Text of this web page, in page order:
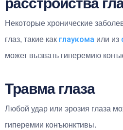
Некоторые хронические
глаз, такие как глаукома или из
может вызвать гиперемию
Травма глаза
Любой удар или эрозия глаза
гиперемии конъюнктивы.